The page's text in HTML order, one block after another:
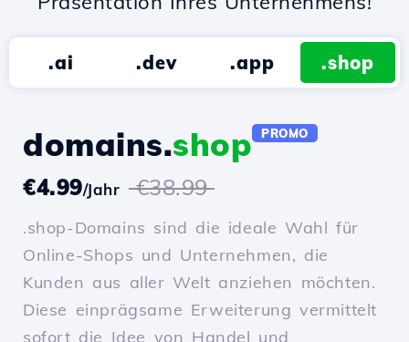
.ai .dev .app .shop
domains.shop PROMO
€4.99/Jahr €38.99
.shop-Domains sind die ideale Wahl für
Online-Shops und Unternehmen, die
Kunden aus aller Welt anziehen möchten.
Diese einprägsame Erweiterung vermittelt
sofort die Idee von Handel und